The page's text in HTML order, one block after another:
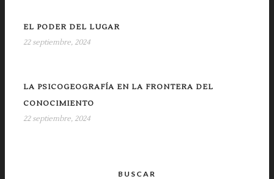
EL PODER DEL LUGAR
22 septiembre, 2024
LA PSICOGEOGRAFÍA EN LA FRONTERA DEL
CONOCIMIENTO
22 septiembre, 2024
BUSCAR